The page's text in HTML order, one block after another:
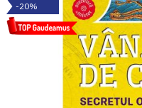
-20%